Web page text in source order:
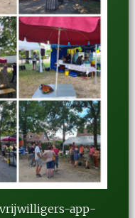
app-